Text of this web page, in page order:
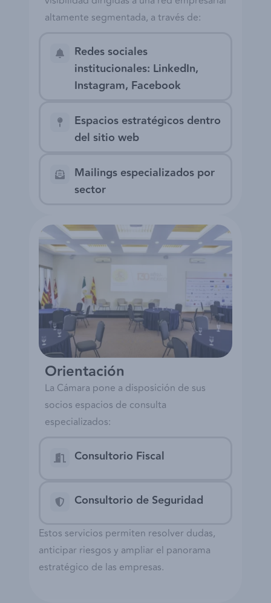
altamente segmentada, a través de:
Redes sociales
institucionales: LinkedIn,
Instagram, Facebook
Espacios estratégicos dentro
del sitio web
Mailings especializados por
sector
Orientación
La Cámara pone a disposición de sus
socios espacios de consulta
especializados:
Consultorio Fiscal
Consultorio de Seguridad
Estos servicios permiten resolver dudas,
anticipar riesgos y ampliar el panorama
estratégico de las empresas.